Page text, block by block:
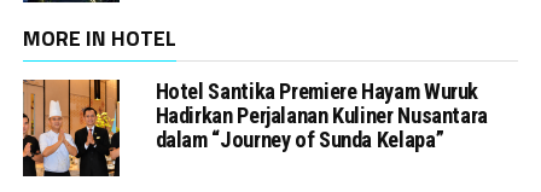
MORE IN HOTEL
Hotel Santika Premiere Hayam Wuruk
Hadirkan Perjalanan Kuliner Nusantara
dalam “Journey of Sunda Kelapa”